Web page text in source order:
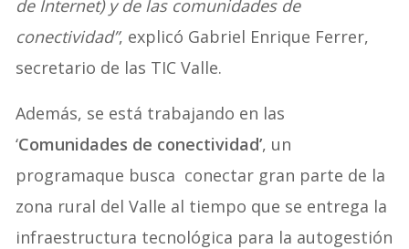
de Internet) y de las comunidades de
conectividad”, explicó Gabriel Enrique Ferrer,
secretario de las TIC Valle.
Además, se está trabajando en las
‘Comunidades de conectividad’, un
programaque busca conectar gran parte de la
zona rural del Valle al tiempo que se entrega la
infraestructura tecnológica para la autogestión